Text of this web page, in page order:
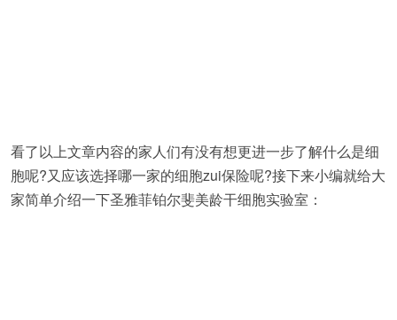
看了以上文章内容的家人们有没有想更进一步了解什么是细
胞呢?又应该选择哪一家的细胞zui保险呢?接下来小编就给大
家简单介绍一下圣雅菲铂尔斐美龄干细胞实验室：